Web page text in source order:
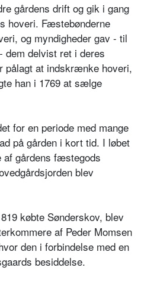
gårdens drift og gik i gang
hoveri. Fæstebønderne
og myndigheder gav - til
dem delvist ret i deres
pålagt at indskrænke hoveri,
han i 1769 at sælge
for en periode med mange
på gården i kort tid. I løbet
af gårdens fæstegods
blev
købte Sønderskov, blev
af Peder Momsen
den i forbindelse med en
besiddelse.